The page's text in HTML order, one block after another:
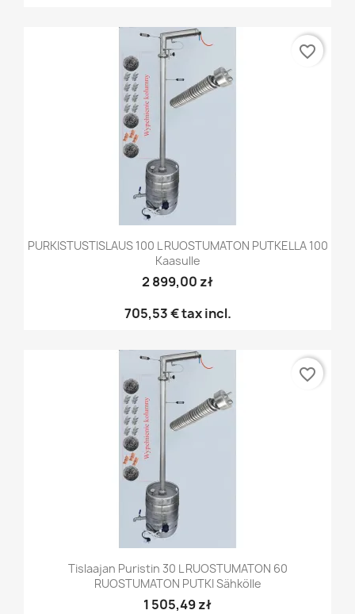
PURKISTUSTISLAUS 100 L RUOSTUMATON PUTKELLA 100
Kaasulle
2 899,00 zł
705,53 €tax incl.
favorite_border
Tislaajan Puristin 30 L RUOSTUMATON 60
RUOSTUMATON PUTKI Sähkölle
1 505,49 zł
favorite_border